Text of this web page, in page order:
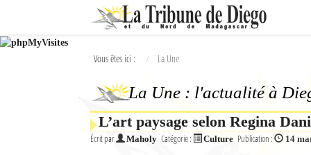
Ok
L'actualité à Diego Suarez
Vous êtes ici : La Une
La Une : l'actualité à
L’art paysage selon Regina
Écrit par Maholy Catégorie : Culture Publication : 14